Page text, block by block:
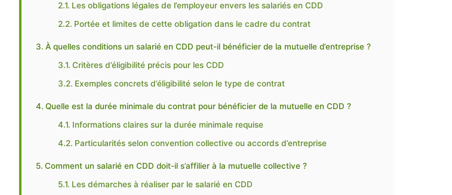
Les obligations légales de l’employeur envers les salariés en CDD
Portée et limites de cette obligation dans le cadre du contrat
À quelles conditions un salarié en CDD peut-il bénéficier de la mutuelle d’entreprise ?
Critères d’éligibilité précis pour les CDD
Exemples concrets d’éligibilité selon le type de contrat
Quelle est la durée minimale du contrat pour bénéficier de la mutuelle en CDD ?
Informations claires sur la durée minimale requise
Particularités selon convention collective ou accords d’entreprise
Comment un salarié en CDD doit-il s’affilier à la mutuelle collective ?
Les démarches à réaliser par le salarié en CDD